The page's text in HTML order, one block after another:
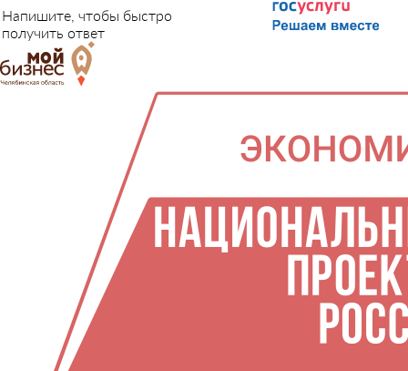
Напишите, чтобы быстро
получить ответ